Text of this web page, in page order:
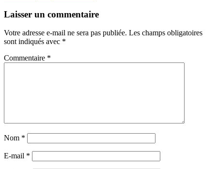
Laisser un commentaire
Votre adresse e-mail ne sera pas publiée. Les champs obligatoires
sont indiqués avec *
Commentaire *
Nom *
E-mail *